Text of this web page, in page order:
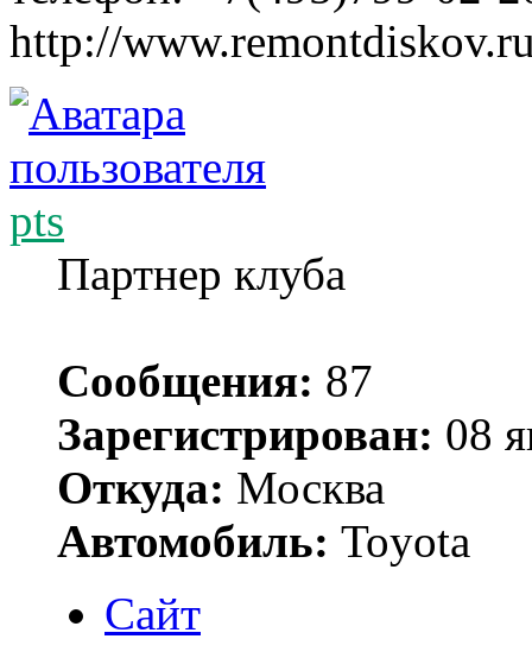
http://
pts
Партнер клуба
Сообщения: 87
Зарегистрирован: 08
Откуда: Москва
Автомобиль: Toyota
Сайт